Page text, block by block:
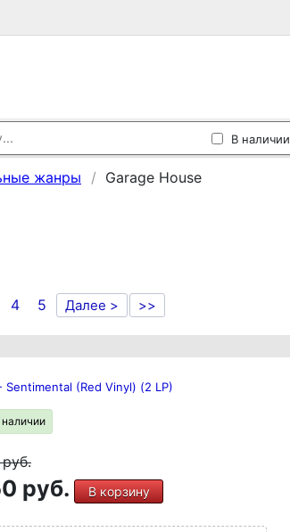
В наличии
жанры Garage House
4 5 Далее > >>
Sentimental (Red Vinyl) (2 LP)
наличии
руб.
руб. В корзину